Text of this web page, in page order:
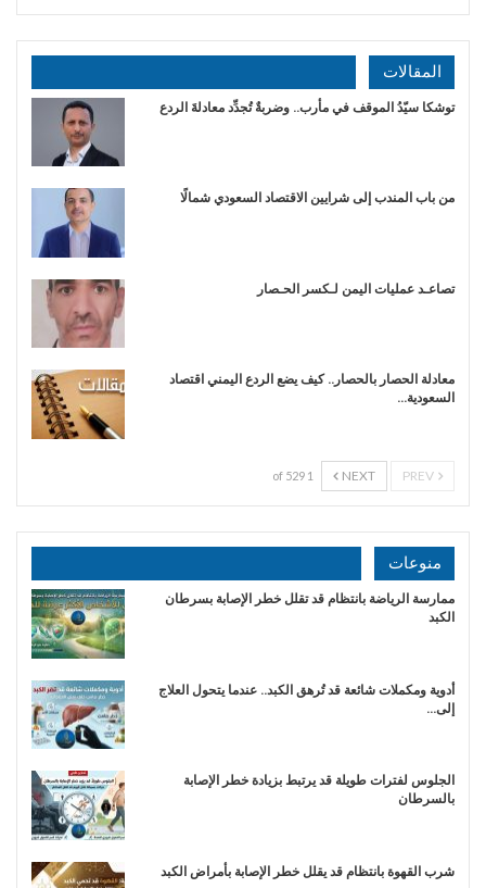
المقالات
توشكا سيّدُ الموقف في مأرب.. وضربةٌ تُجدِّد معادلةَ الردع
من باب المندب إلى شرايين الاقتصاد السعودي شمالًا
تصاعـد عمليات اليمن لـكسر الحـصار
معادلة الحصار بالحصار.. كيف يضع الردع اليمني اقتصاد
السعودية…
NEXT
1 of 529
منوعات
ممارسة الرياضة بانتظام قد تقلل خطر الإصابة بسرطان
الكبد
أدوية ومكملات شائعة قد تُرهق الكبد.. عندما يتحول العلاج
إلى…
الجلوس لفترات طويلة قد يرتبط بزيادة خطر الإصابة
بالسرطان
شرب القهوة بانتظام قد يقلل خطر الإصابة بأمراض الكبد